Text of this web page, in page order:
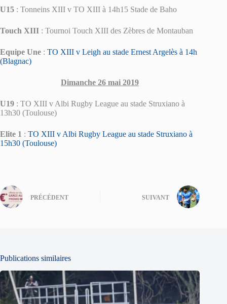
U15 : Tonneins XIII v TO XIII à 14h15 Stade de Baho
Touch XIII : Tournoi Touch XIII des Zèbres de Montauban
Equipe Une : TO XIII v Leigh au stade Ernest Argelès à 14h
(Blagnac)
Dimanche 26 mai 2019
U19 : TO XIII v Albi Rugby League au stade Struxiano à
13h30 (Toulouse)
Elite 1 : TO XIII v Albi Rugby League au stade Struxiano à
15h30 (Toulouse)
PRÉCÉDENT SUIVANT
Publications similaires